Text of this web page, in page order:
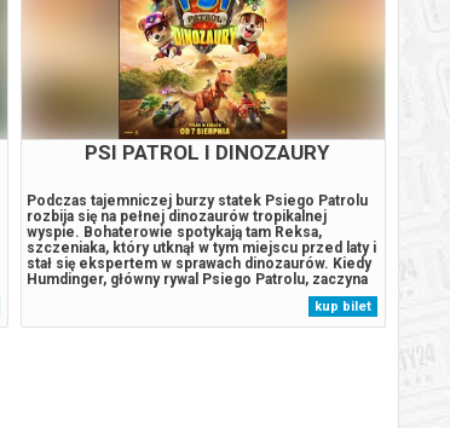
PSI PATROL I DINOZAURY
Podczas tajemniczej burzy statek Psiego Patrolu
rozbija się na pełnej dinozaurów tropikalnej
wyspie. Bohaterowie spotykają tam Reksa,
szczeniaka, który utknął w tym miejscu przed laty i
stał się ekspertem w sprawach dinozaurów. Kiedy
Humdinger, główny rywal Psiego Patrolu, zaczyna
lekkomyślnie eksploatować zasoby naturalne
wyspy, doprowadza do wybuchu ogromnego,
uśpionego od lat wulkanu. Psi Patrol...
kup bilet